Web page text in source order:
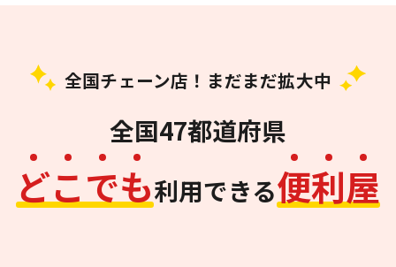
全国チェーン店！まだまだ拡大中
全国47都道府県
どこでも利用できる便利屋